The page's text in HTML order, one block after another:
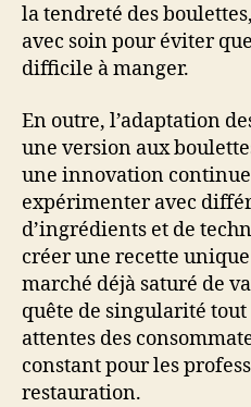
la tendreté des
avec soin pour éviter
difficile à manger.
En outre, l’adaptation
une version aux
une innovation
expérimenter avec
d’ingrédients et de
créer une recette
marché déjà saturé de
quête de singularité
attentes des
constant pour les
restauration.